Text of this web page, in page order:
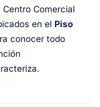
Centro Comercial
en el Piso
conocer todo